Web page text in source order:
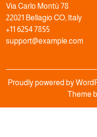
Via Carlo Montù 78
22021 Bellagio CO, Italy
+11 6254 7855
support@example.com
Proudly powered by
Theme